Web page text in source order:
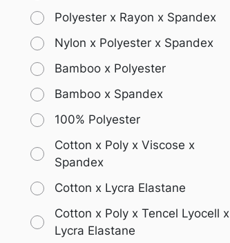
Polyester x Rayon x Spandex
Nylon x Polyester x Spandex
Bamboo x Polyester
Bamboo x Spandex
100% Polyester
Cotton x Poly x Viscose x
Spandex
Cotton x Lycra Elastane
Cotton x Poly x Tencel Lyocell x
Lycra Elastane